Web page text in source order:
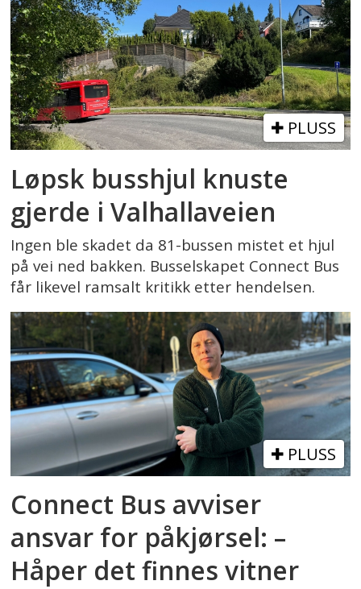
PLUSS
Løpsk busshjul knuste
gjerde i Valhallaveien
Ingen ble skadet da 81-bussen mistet et hjul
på vei ned bakken. Busselskapet Connect Bus
får likevel ramsalt kritikk etter hendelsen.
PLUSS
Connect Bus avviser
ansvar for påkjørsel: –
Håper det finnes vitner